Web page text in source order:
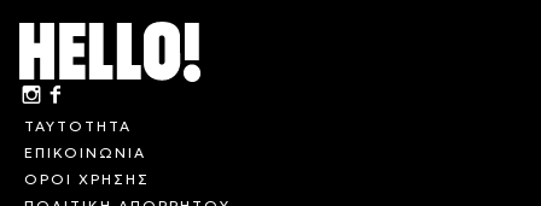
ΤΑΥΤΟΤΗΤΑ
ΕΠΙΚΟΙΝΩΝΙΑ
ΟΡΟΙ ΧΡΗΣΗΣ